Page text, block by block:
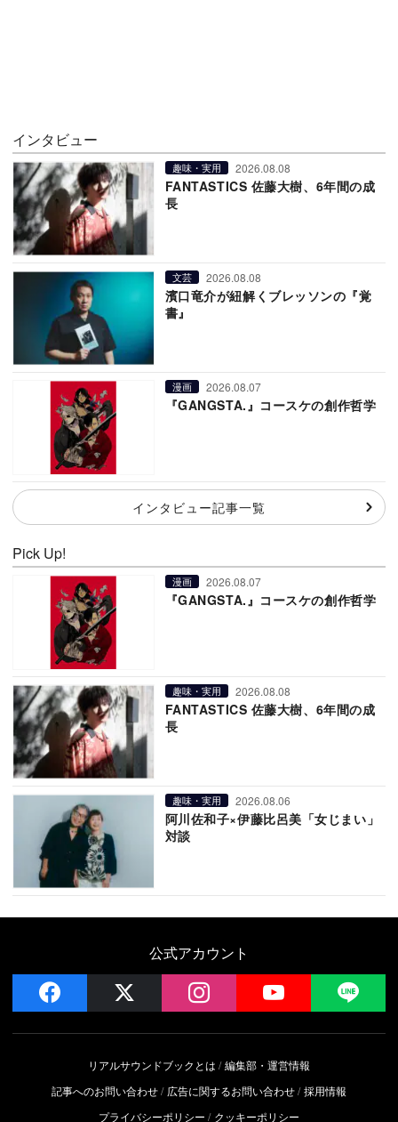
インタビュー
趣味・実用 2026.08.08
FANTASTICS 佐藤大樹、6年間の成
長
文芸 2026.08.08
濱口竜介が紐解くブレッソンの『覚
書』
漫画 2026.08.07
『GANGSTA.』コースケの創作哲学
インタビュー記事一覧
Pick Up!
漫画 2026.08.07
『GANGSTA.』コースケの創作哲学
趣味・実用 2026.08.08
FANTASTICS 佐藤大樹、6年間の成
長
趣味・実用 2026.08.06
阿川佐和子×伊藤比呂美「女じまい」
対談
公式アカウント
facebook instagram YouTube
リアルサウンドブックとは
編集部・運営情報
記事へのお問い合わせ
広告に関するお問い合わせ 採用情報
プライバシーポリシー
クッキーポリシー